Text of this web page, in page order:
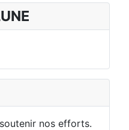
nos efforts.